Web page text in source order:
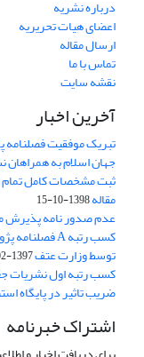
درباره نشریه
اعضای هیات تحریریه
ارسال مقاله
تماس با ما
نقشه سایت
آخرین اخبار
تبریک موفقیت
جهان اسلام به همراهان
ثبت مشخصات کامل تمام
مقاله1398-10-15
عدم صدور نامه پذیرش
توسط وزارت عتف1397-02-03
کسب رتبه اول نشریات
ضریب تاثیر در پایگاه
اشتراک خبرنامه